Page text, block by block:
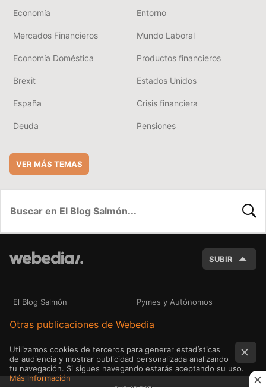
Economía Entorno
Mercados Financieros Mundo Laboral
Economía Doméstica Productos financieros
Brexit Estados Unidos
España Crisis financiera
Deuda Pensiones
VER MÁS TEMAS
SUBIR
El Blog Salmón Pymes y Autónomos
Otras publicaciones de Webedia
Utilizamos cookies de terceros para generar estadísticas
de audiencia y mostrar publicidad personalizada analizando
tu navegación. Si sigues navegando estarás aceptando su uso.
Más información